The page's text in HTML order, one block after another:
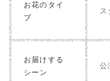
お花のタイ
プ
ス
お届けする
シーン
公